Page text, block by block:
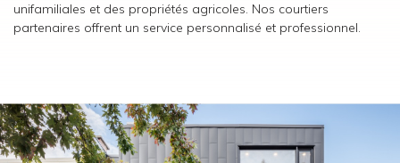
unifamiliales et des propriétés agricoles. Nos courtiers
partenaires offrent un service personnalisé et professionnel.